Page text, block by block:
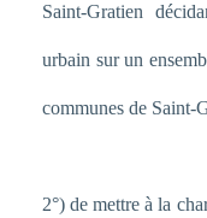
Saint-Gratien
urbain sur un
communes de Saint-
2°) de mettre à la